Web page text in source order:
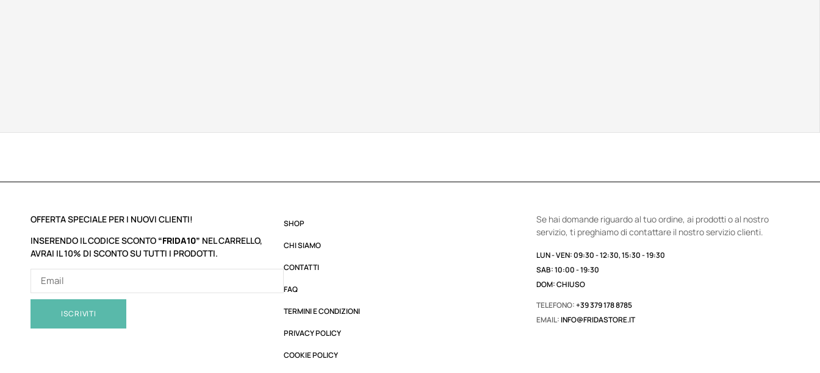
OFFERTA SPECIALE PER I NUOVI CLIENTI!
INSERENDO IL CODICE SCONTO “FRIDA10” NEL CARRELLO,
AVRAI IL 10% DI SCONTO SU TUTTI I PRODOTTI.
ISCRIVITI
SHOP
CHI SIAMO
CONTATTI
FAQ
TERMINI E CONDIZIONI
PRIVACY POLICY
COOKIE POLICY
Se hai domande riguardo al tuo ordine, ai prodotti o al nostro
servizio, ti preghiamo di contattare il nostro servizio clienti.
LUN - VEN: 09:30 - 12:30, 15:30 - 19:30
SAB: 10:00 - 19:30
DOM: CHIUSO
TELEFONO:+39 379 178 8785
EMAIL: INFO@FRIDASTORE.IT